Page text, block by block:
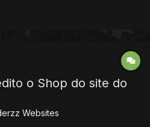
o Shop do site do
Websites